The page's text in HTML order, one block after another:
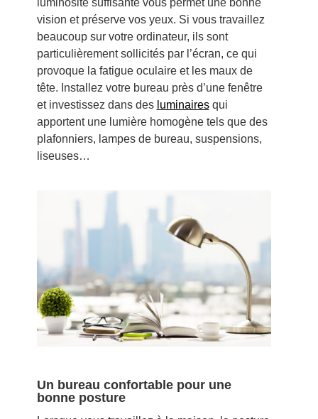
vision et préserve vos yeux. Si vous travaillez
beaucoup sur votre ordinateur, ils sont
particulièrement sollicités par l’écran, ce qui
provoque la fatigue oculaire et les maux de
tête. Installez votre bureau près d’une fenêtre
et investissez dans des luminairesqui
apportent une lumière homogène tels que des
plafonniers, lampes de bureau, suspensions,
liseuses…
Un bureau confortable pour une
bonne posture